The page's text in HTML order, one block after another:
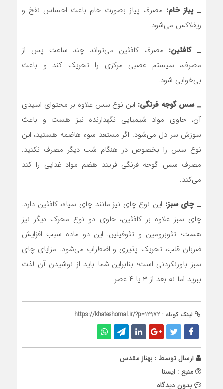
_ پیاز خام: مصرف پیاز بصورت خام باعث احساس نفخ و
ریفلاکس می‌شود.
_ کافئین: مصرف کافئین می‌تواند چند ساعت پس از
مصرف، سیستم عصبی مرکزی را تحریک کند و باعث
بی‌خوابی شود.
_ سس گوجه فرنگی: این نوع سس علاوه بر محتوای اسیدی
آن، حاوی مواد شیمیایی نگهدارنده نیز هست و باعث
سوزش سر دل می‌شود. اگر مستعد سوء هاضمه هستید، این
نوع سس را بخصوص در هنگام شب دیگر مصرف نکنید.
مصرف سس گوجه فرنگی فرایند هضم مواد غذایی را کند
می‌کند.
_ چای سبز: این نوع چای نیز مانند چای سیاه، کافئین دارد.
چای سبز علاوه بر کافئین، حاوی دو نوع محرک دیگر نیز
هست؛ تئوبرومین و تئوفیلین. این دو ماده سبب افزایش
ضربان قلب، تحریک پذیری و اضطراب می‌شود. مزایای چای
سبز باورنکردنی است؛ بنابراین شما باید از نوشیدن آن لذت
ببرید اما نه بعد از ۳ یا ۴ عصر.
لینک کوتاه : https://khateshomal.ir/?p=12972
ارسال توسط : بهناز مقدس
منبع : ایسنا
بدون دیدگاه